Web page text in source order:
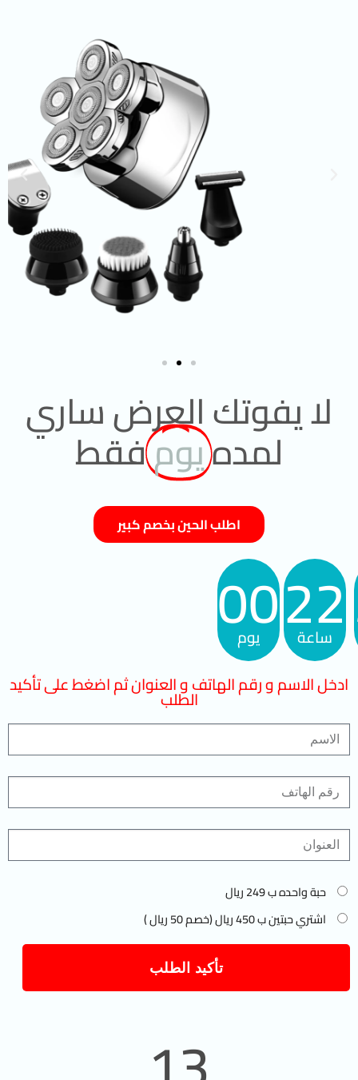
لا يفوتك العرض ساري
لمدهيومفقط
اطلب الحين بخصم كبير
00
يوم 22
ساعة
ادخل الاسم و رقم الهاتف و العنوان ثم اضغط على تأكيد
الطلب
حبة واحده ب 249 ريال
اشتري حبتين ب 450 ريال (خصم 50 ريال )
تأكيد الطلب